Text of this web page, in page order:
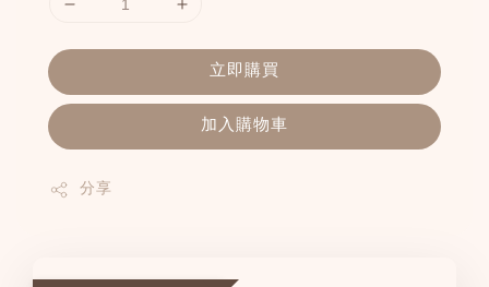
立即購買
加入購物車
分享